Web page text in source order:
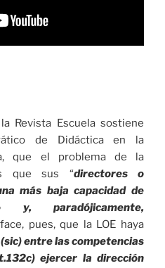
Revista Escuela sostiene
de Didáctica en la
que el problema de la
que sus “directores o
más baja capacidad de
y, paradójicamente,
pues, que la LOE haya
entre las competencias
ejercer la dirección